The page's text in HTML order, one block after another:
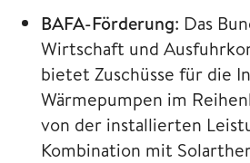
BAFA-Förderung: Das
Wirtschaft und
bietet Zuschüsse für die
Wärmepumpen im
von der installierten
Kombination mit